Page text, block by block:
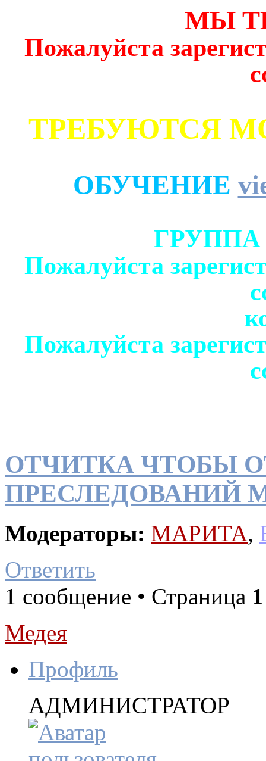
МЫ
Пожалуйста
ТРЕБУЮТСЯ
ОБУЧЕНИЕ
Пожалуйста
Пожалуйста
ОТЧИТКА ЧТОБЫ
ПРЕСЛЕДОВАНИЙ
Модераторы: МАРИТА,
Ответить
1 сообщение • Страница 1
Медея
Профиль
АДМИНИСТРАТОР